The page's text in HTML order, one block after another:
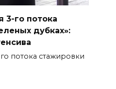
3-го потока
дубках»:
потока стажировки